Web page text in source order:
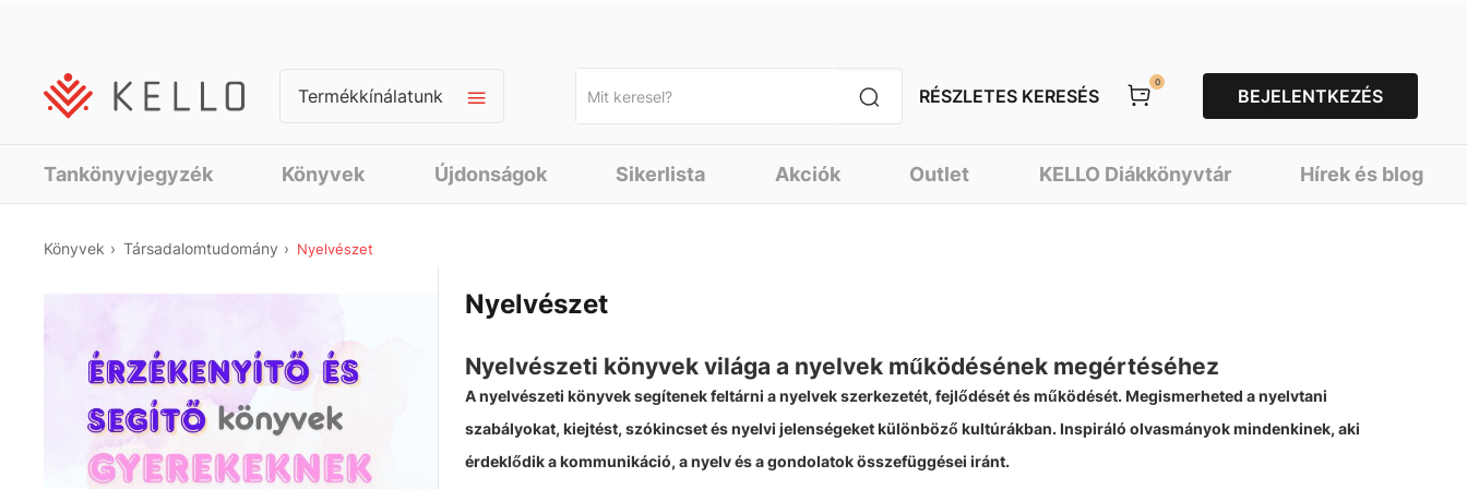
Termékkínálatunk RÉSZLETES KERESÉS
0
BEJELENTKEZÉS
Tankönyvjegyzék Könyvek Újdonságok Sikerlista Akciók Outlet KELLO Diákkönyvtár Hírek és blog
Könyvek Társadalomtudomány Nyelvészet
Nyelvészet
Nyelvészeti könyvek világa a nyelvek működésének megértéséhez
A nyelvészeti könyvek segítenek feltárni a nyelvek szerkezetét, fejlődését és működését. Megismerheted a nyelvtani
szabályokat, kiejtést, szókincset és nyelvi jelenségeket különböző kultúrákban. Inspiráló olvasmányok mindenkinek, aki
érdeklődik a kommunikáció, a nyelv és a gondolatok összefüggései iránt.